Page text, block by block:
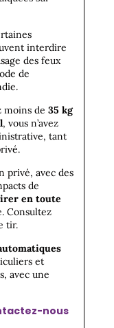
interdire
des feux
de
moins de 35 kg
, vous n’avez
tant
privé, avec des
de
en toute
Consultez
tir.
et
avec une
nous